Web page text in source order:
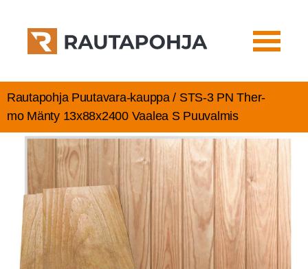
Rautapohja Puutavara-kauppa / STS‑3 PN Ther­
mo Män­ty 13x88x2400 Vaa­lea S Puuvalmis